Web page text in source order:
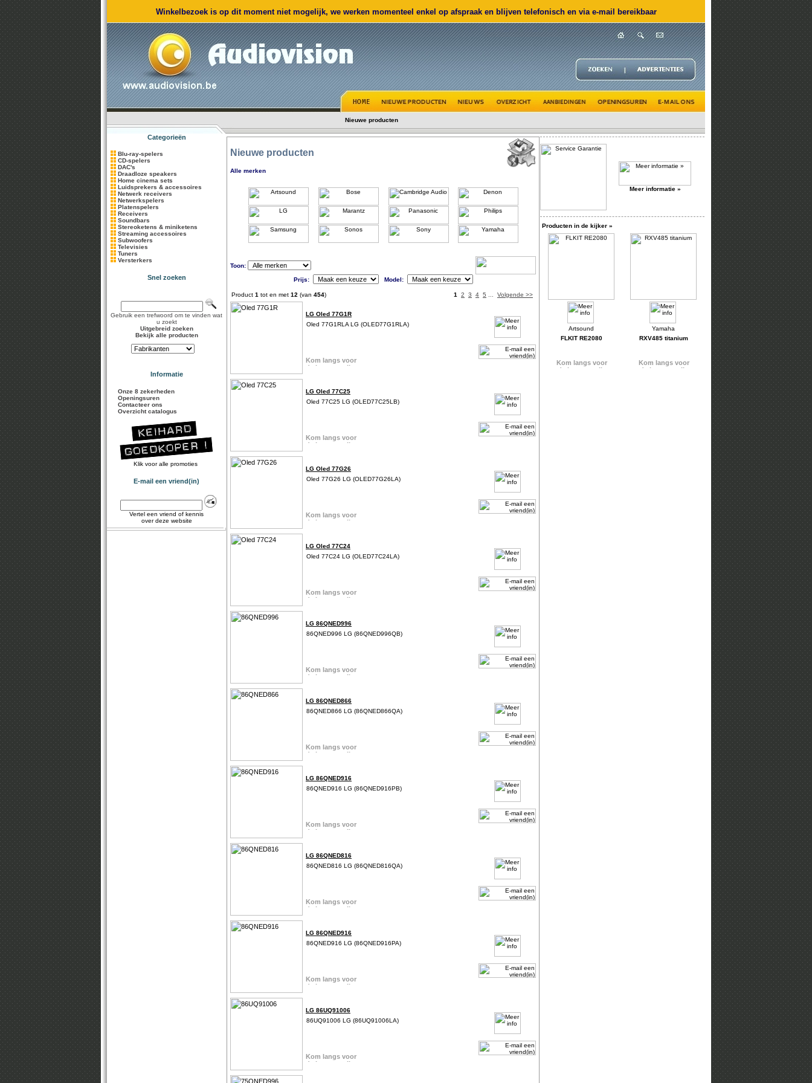
Winkelbezoek is op dit moment niet mogelijk, we werken momenteel enkel op afspraak en blijven telefonisch en via e-mail bereikbaar
Nieuwe producten
Categorieën
Blu-ray-spelers
CD-spelers
DAC's
Draadloze speakers
Home cinema sets
Luidsprekers & accessoires
Netwerk receivers
Netwerkspelers
Platenspelers
Receivers
Soundbars
Stereoketens & miniketens
Streaming accessoires
Subwoofers
Televisies
Tuners
Versterkers
Snel zoeken
Gebruik een trefwoord om te vinden wat
u zoekt
Uitgebreid zoeken
Bekijk alle producten
Informatie
Onze 8 zekerheden
Openingsuren
Contacteer ons
Overzicht catalogus
Klik voor alle promoties
E-mail een vriend(in)
Vertel een vriend of kennis
over deze website
Nieuwe producten
Alle merken
Toon:
Prijs: Model:
Product 1 tot en met 12 (van 454) 1 2 3 4 5 Volgende >>
LG Oled 77G1R
Oled 77G1RLA LG (OLED77G1RLA)
LG Oled 77C25
Oled 77C25 LG (OLED77C25LB)
LG Oled 77G26
Oled 77G26 LG (OLED77G26LA)
LG Oled 77C24
Oled 77C24 LG (OLED77C24LA)
LG 86QNED996
86QNED996 LG (86QNED996QB)
LG 86QNED866
86QNED866 LG (86QNED866QA)
LG 86QNED916
86QNED916 LG (86QNED916PB)
LG 86QNED816
86QNED816 LG (86QNED816QA)
LG 86QNED916
86QNED916 LG (86QNED916PA)
LG 86UQ91006
86UQ91006 LG (86UQ91006LA)
Meer informatie »
Producten in de kijker »
FLKIT RE2080 RXV485 titanium